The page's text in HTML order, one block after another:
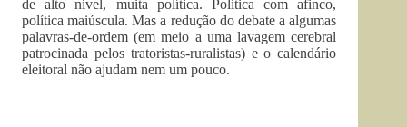
de alto nível, muita política. Política com afinco,
política maiúscula. Mas a redução do debate a algumas
palavras-de-ordem (em meio a uma lavagem cerebral
patrocinada pelos tratoristas-ruralistas) e o calendário
eleitoral não ajudam nem um pouco.